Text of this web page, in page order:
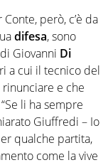
però, c’è da
difesa, sono
Giovanni Di
a cui il tecnico del
e che
li ha sempre
Giuffredi – Io
qualche partita,
come la vive